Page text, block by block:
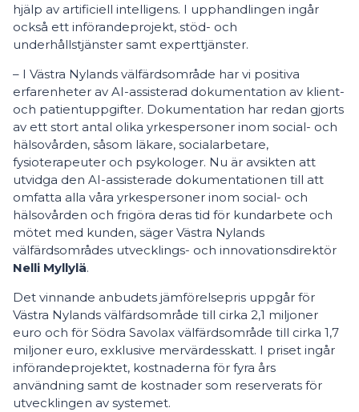
hjälp av artificiell intelligens. I upphandlingen ingår
också ett införandeprojekt, stöd- och
underhållstjänster samt experttjänster.
– I Västra Nylands välfärdsområde har vi positiva
erfarenheter av AI-assisterad dokumentation av klient-
och patientuppgifter. Dokumentation har redan gjorts
av ett stort antal olika yrkespersoner inom social- och
hälsovården, såsom läkare, socialarbetare,
fysioterapeuter och psykologer. Nu är avsikten att
utvidga den AI-assisterade dokumentationen till att
omfatta alla våra yrkespersoner inom social- och
hälsovården och frigöra deras tid för kundarbete och
mötet med kunden, säger Västra Nylands
välfärdsområdes utvecklings- och innovationsdirektör
Nelli Myllylä.
Det vinnande anbudets jämförelsepris uppgår för
Västra Nylands välfärdsområde till cirka 2,1 miljoner
euro och för Södra Savolax välfärdsområde till cirka 1,7
miljoner euro, exklusive mervärdesskatt. I priset ingår
införandeprojektet, kostnaderna för fyra års
användning samt de kostnader som reserverats för
utvecklingen av systemet.